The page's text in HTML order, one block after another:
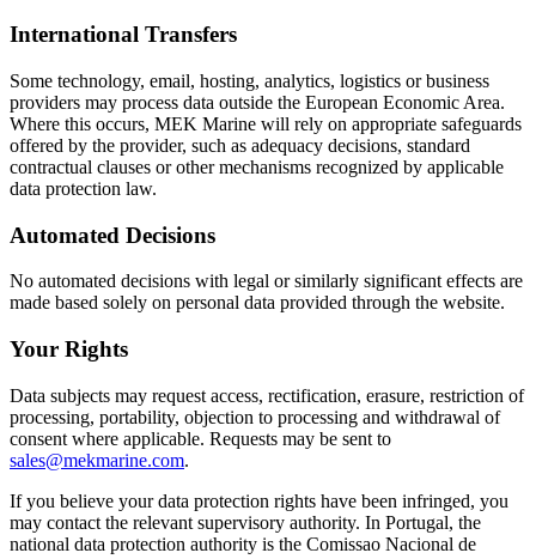
International Transfers
Some technology, email, hosting, analytics, logistics or business
providers may process data outside the European Economic Area.
Where this occurs, MEK Marine will rely on appropriate safeguards
offered by the provider, such as adequacy decisions, standard
contractual clauses or other mechanisms recognized by applicable
data protection law.
Automated Decisions
No automated decisions with legal or similarly significant effects are
made based solely on personal data provided through the website.
Your Rights
Data subjects may request access, rectification, erasure, restriction of
processing, portability, objection to processing and withdrawal of
consent where applicable. Requests may be sent to
sales@mekmarine.com.
If you believe your data protection rights have been infringed, you
may contact the relevant supervisory authority. In Portugal, the
national data protection authority is the Comissao Nacional de